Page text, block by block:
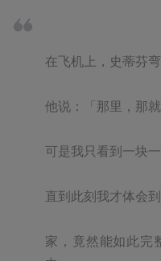
在飞机上，史蒂芬
他说：「那里，那就
可是我只看到一块一
直到此刻我才体会到
家，竟然能如此完